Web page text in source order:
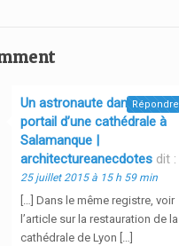
Un astronaute dans le
portail d’une cathédrale à
Salamanque |
architectureanecdotes dit :
25 juillet 2015 à 15 h 59 min
[…] Dans le même registre, voir
l’article sur la restauration de la
cathédrale de Lyon […]
Répondre